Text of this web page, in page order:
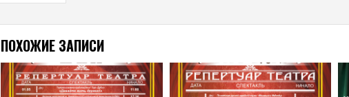
ПОХОЖИЕ ЗАПИСИ